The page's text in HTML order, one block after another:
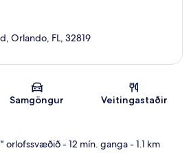
Kort
Orlando, FL, 32819
Samgöngur Veitingastaðir
orlofssvæðið- 12 mín. ganga- 1.1 km